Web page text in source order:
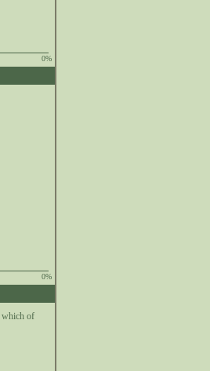
0%
0%
which of